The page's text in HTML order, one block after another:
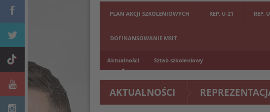
PLAN AKCJI SZKOLENIOWYCH REP. U-21 REP.
DOFINANSOWANIE MSIT
Aktualności Sztab szkoleniowy
AKTUALNOŚCI